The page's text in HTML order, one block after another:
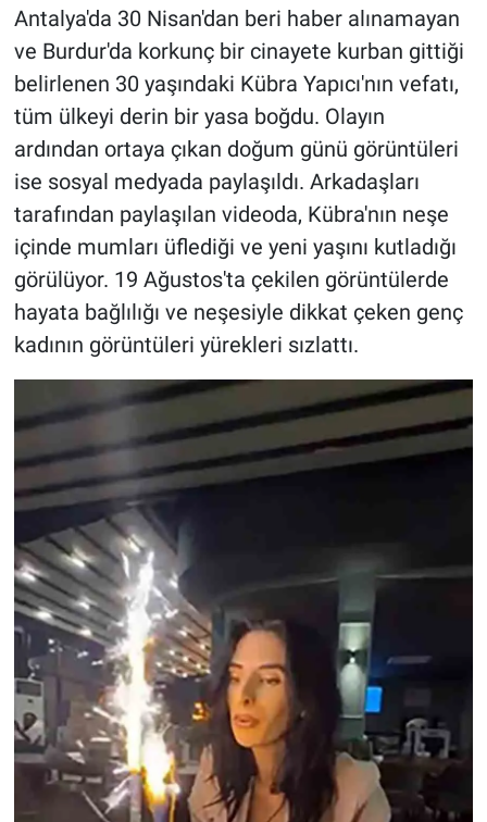
Antalya'da 30 Nisan'dan beri haber alınamayan
ve Burdur'da korkunç bir cinayete kurban gittiği
belirlenen 30 yaşındaki Kübra Yapıcı'nın vefatı,
tüm ülkeyi derin bir yasa boğdu. Olayın
ardından ortaya çıkan doğum günü görüntüleri
ise sosyal medyada paylaşıldı. Arkadaşları
tarafından paylaşılan videoda, Kübra'nın neşe
içinde mumları üflediği ve yeni yaşını kutladığı
görülüyor. 19 Ağustos'ta çekilen görüntülerde
hayata bağlılığı ve neşesiyle dikkat çeken genç
kadının görüntüleri yürekleri sızlattı.